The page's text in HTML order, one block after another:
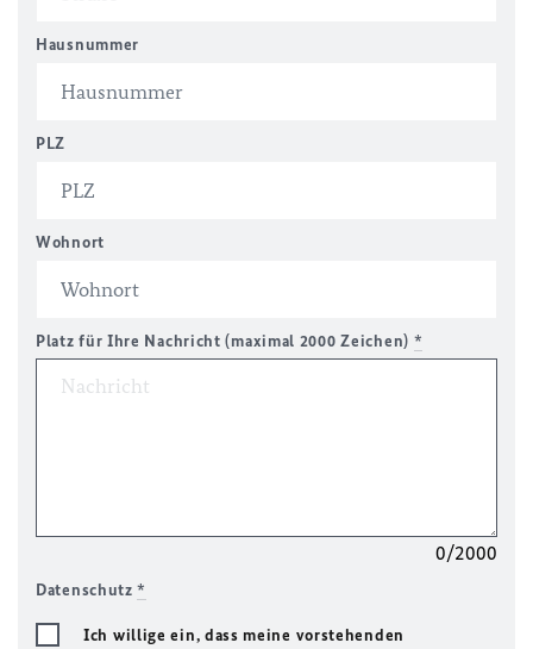
Hausnummer
PLZ
Wohnort
Platz für Ihre Nachricht (maximal 2000 Zeichen) *
0/2000
Datenschutz*
Ich willige ein, dass meine vorstehenden